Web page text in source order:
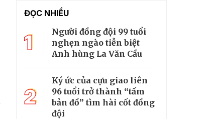
ĐỌC NHIỀU
1
Người đồng đội 99 tuổi
nghẹn ngào tiễn biệt
Anh hùng La Văn Cầu
2
Ký ức của cựu giao liên
96 tuổi trở thành “tấm
bản đồ” tìm hài cốt đồng
đội